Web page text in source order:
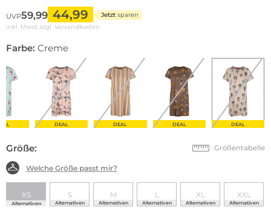
UVP59,99 44,99 Jetzt sparen
inkl. Mwst zzgl. Versandkosten
Farbe: Creme
DEAL DEAL DEAL DEAL
Größe: Größentabelle
Welche Größe passt mir?
XS
Alternativen
S
Alternativen
M
Alternativen
L
Alternativen
XL
Alternativen
XXL
Alternativen